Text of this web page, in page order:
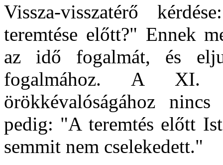
Vissza-visszatérő
teremtése előtt?" Ennek
az idő fogalmát, és
fogalmához. A
örökkévalóságához
pedig: "A teremtés előtt
semmit nem cselekedett."